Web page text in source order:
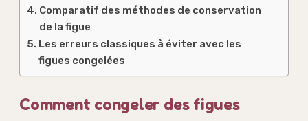
Comparatif des méthodes de conservation
de la figue
Les erreurs classiques à éviter avec les
figues congelées
Comment congeler des figues